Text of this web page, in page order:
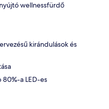
wellnessfürdő
kirándulások és
a LED-es